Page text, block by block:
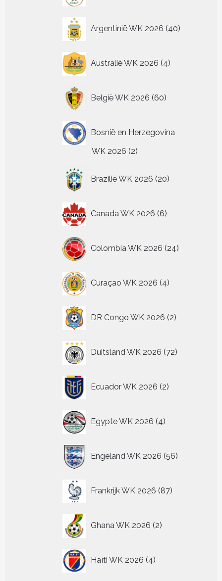
de
productpagina
Argentinië WK 2026 40
producten
Australië WK 2026 4
producten
België WK 2026 60
producten
Bosnië en Herzegovina
WK 2026 22
Brazilië WK 2026 20
producten
Canada WK 2026 6
producten
Colombia WK 2026 24
producten
Curaçao WK 2026 4
producten
DR Congo WK 2026 2
producten
Duitsland WK 2026 72
producten
Ecuador WK 2026 2
producten
Egypte WK 2026 4
producten
Engeland WK 2026 56
producten
Frankrijk WK 2026 87
producten
Ghana WK 2026 2
producten
Haïti WK 2026 4
producten